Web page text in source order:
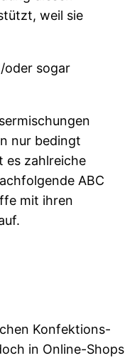
weil sie
oder sogar
nur bedingt
es zahlreiche
ABC
mit ihren
Konfektions-
in Online-Shops